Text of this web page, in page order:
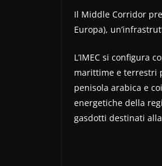
Il Middle Corridor
Europa),
L’IMEC si configura
marittime e terrestri
penisola arabica e
energetiche della
gasdotti destinati